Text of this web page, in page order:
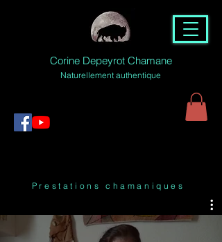
Corine Depeyrot Chamane
Naturellement authentique
Prestations chamaniques